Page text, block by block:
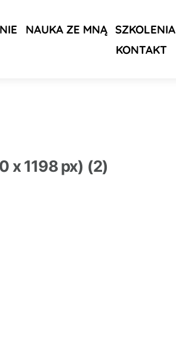
NAUKA ZE MNĄ SZKOLENIA
KONTAKT
x 1198 px) (2)